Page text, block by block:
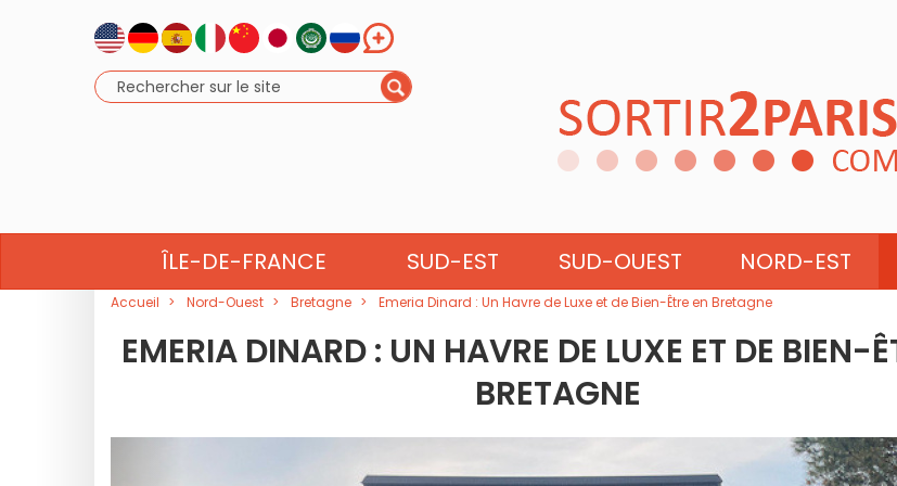
ÎLE-DE-FRANCE SUD-EST SUD-OUEST NORD-EST
NORMANDIE BRETAGNE PAYS-DE-LA-LOIRE
Accueil Nord-Ouest Bretagne Emeria Dinard : Un Havre de Luxe et de Bien-Être en Bretagne
EMERIA DINARD : UN HAVRE DE LUXE ET DE BIEN-
BRETAGNE